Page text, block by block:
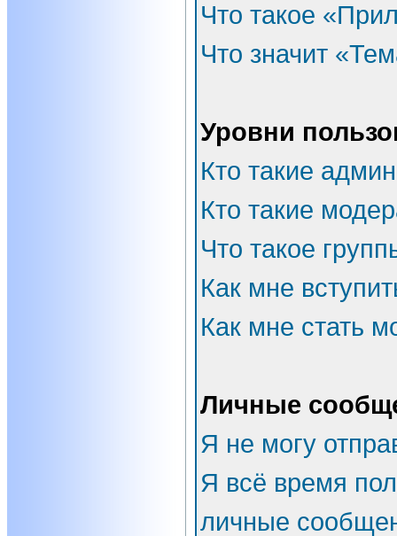
Что такое
Что значит
Уровни
Кто такие
Кто такие
Что такое
Как мне
Как мне стать
Личные
Я не могу
Я всё время
личные